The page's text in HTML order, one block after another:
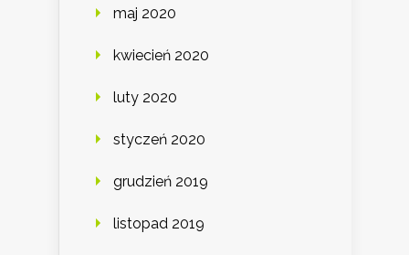
maj 2020
kwiecień 2020
luty 2020
styczeń 2020
grudzień 2019
listopad 2019